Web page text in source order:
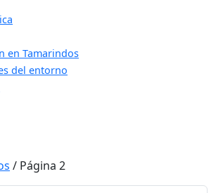
en Tamarindos
del entorno
/ Página 2